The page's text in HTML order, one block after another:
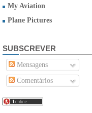
My Aviation
Plane Pictures
SUBSCREVER
Mensagens
Comentários